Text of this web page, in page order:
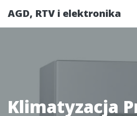
AGD, RTV i elektronika
Klimatyzacja